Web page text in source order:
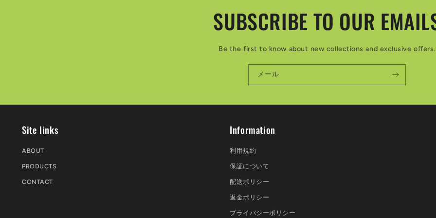
SUBSCRIBE TO OUR
Be the first to know about new collections and exclusive offers.
メール
Site links
ABOUT
PRODUCTS
CONTACT
Information
利用規約
保証について
配送ポリシー
返金ポリシー
プライバシーポリシー